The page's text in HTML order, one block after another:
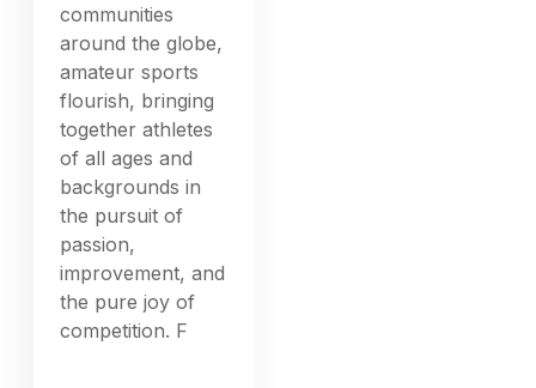
communities
around the globe,
amateur sports
flourish, bringing
together athletes
of all ages and
backgrounds in
the pursuit of
passion,
improvement, and
the pure joy of
competition. F